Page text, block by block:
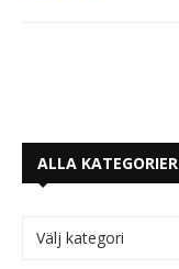
ALLA KATEGORIER